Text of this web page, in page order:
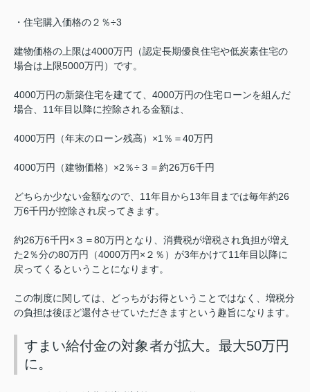
・住宅購入価格の２％÷3
建物価格の上限は4000万円（認定長期優良住宅や低炭素住宅の
場合は上限5000万円）です。
4000万円の新築住宅を建てて、4000万円の住宅ローンを組んだ
場合、11年目以降に控除される金額は、
4000万円（年末のローン残高）×1％＝40万円
4000万円（建物価格）×2％÷３＝約26万6千円
どちらか少ない金額なので、11年目から13年目までは毎年約26
万6千円が控除され戻ってきます。
約26万6千円×３＝80万円となり、消費税が増税され負担が増え
た2％分の80万円（4000万円×２％）が3年かけて11年目以降に
戻ってくるということになります。
この制度に関しては、どっちがお得ということではなく、増税分
の負担は後ほど還付させていただきますという趣旨になります。
すまい給付金の対象者が拡大。最大50万円
に。